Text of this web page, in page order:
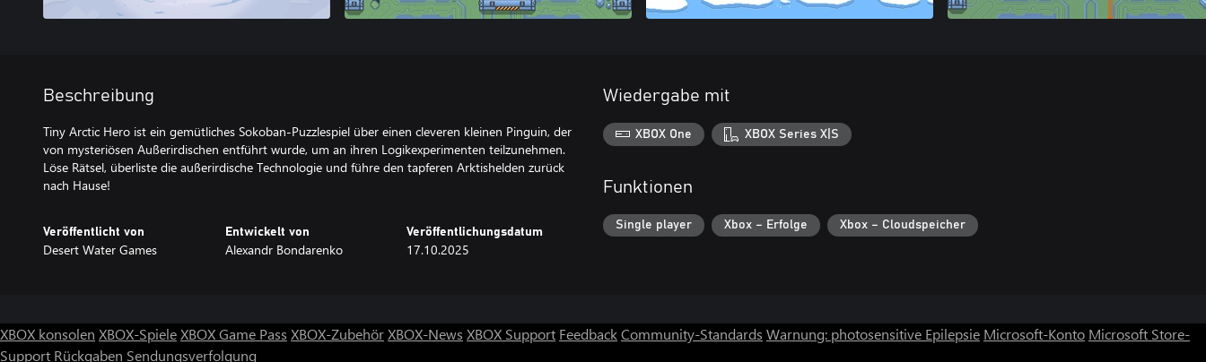
Beschreibung
Tiny Arctic Hero ist ein gemütliches Sokoban-Puzzlespiel über einen cleveren kleinen Pinguin, der
von mysteriösen Außerirdischen entführt wurde, um an ihren Logikexperimenten teilzunehmen.
Löse Rätsel, überliste die außerirdische Technologie und führe den tapferen Arktishelden zurück
nach Hause!
Veröffentlicht von
Desert Water Games
Entwickelt von
Alexandr Bondarenko
Veröffentlichungsdatum
17.10.2025
Wiedergabe mit
XBOX One XBOX Series X|S
Funktionen
Single player Xbox – Erfolge Xbox – Cloudspeicher
XBOX konsolen XBOX-SpieleXBOX Game Pass XBOX-ZubehörXBOX-News XBOX Support FeedbackCommunity-Standards Warnung: photosensitive Epilepsie Microsoft-Konto Microsoft Store-
Support Rückgaben Sendungsverfolgung